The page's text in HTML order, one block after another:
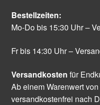
Bestellzeiten:
Mo-Do bis 15:30 Uhr –
Fr bis 14:30 Uhr –
Versandkosten für
Ab einem Warenwert
versandkostenfrei nach